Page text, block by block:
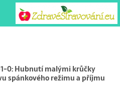
0: Hubnutí malými krůčky
spánkového režimu a příjmu